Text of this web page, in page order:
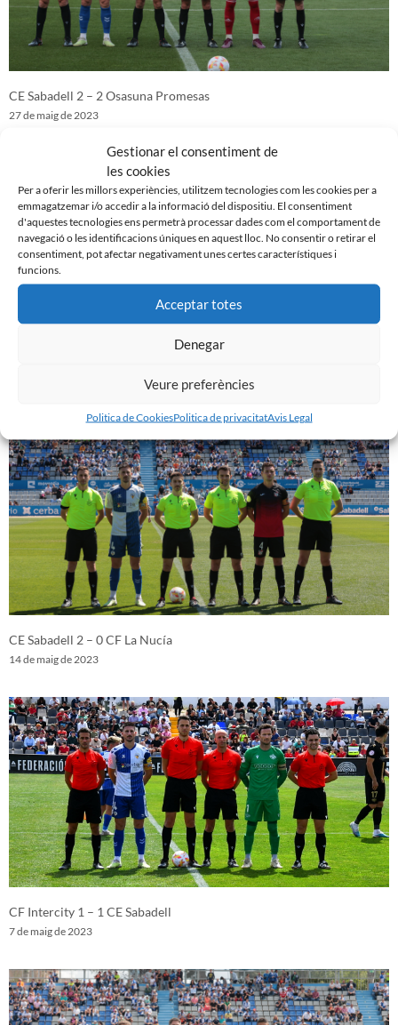
Gestionar el consentiment de
les cookies
Per a oferir les millors experiències, utilitzem tecnologies com les cookies per a
emmagatzemar i/o accedir a la informació del dispositiu. El consentiment
d'aquestes tecnologies ens permetrà processar dades com el comportament de
navegació o les identificacions úniques en aquest lloc. No consentir o retirar el
consentiment, pot afectar negativament unes certes característiques i
funcions.
Acceptar totes
Denegar
Veure preferències
Politica de CookiesPolitica de privacitatAvis Legal
CE Sabadell 2 – 2 Osasuna Promesas
27 de maig de 2023
CE Sabadell 2 – 0 CF La Nucía
14 de maig de 2023
CF Intercity 1 – 1 CE Sabadell
7 de maig de 2023